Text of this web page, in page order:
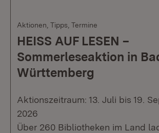
Aktionen, Tipps, Termine
HEISS AUF LESEN –
Sommerleseaktion in
Württemberg
Aktionszeitraum: 13. Juli bis 19.
2026
Über 260 Bibliotheken im Land